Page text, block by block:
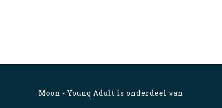
Moon - Young Adult is onderdeel van